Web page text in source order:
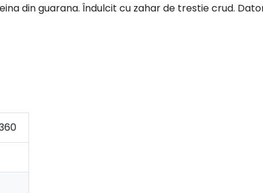
din guarana. Îndulcit cu zahar de trestie crud.